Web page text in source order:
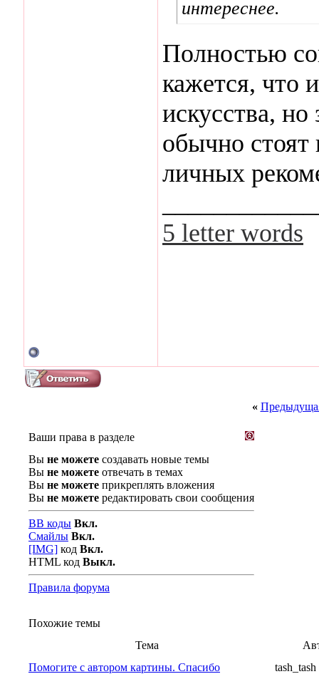
интереснее.
Полностью
кажется, что
искусства,
обычно стоят
личных
5 letter words
«
Ваши права в разделе
Вы не можете создавать новые темы
Вы не можете отвечать в темах
Вы не можете прикреплять вложения
Вы не можете редактировать свои сообщения
BB коды Вкл.
Смайлы Вкл.
[IMG] код Вкл.
HTML код Выкл.
Правила форума
Похожие темы
Тема
Помогите с автором картины. Спасибо
tash_tash